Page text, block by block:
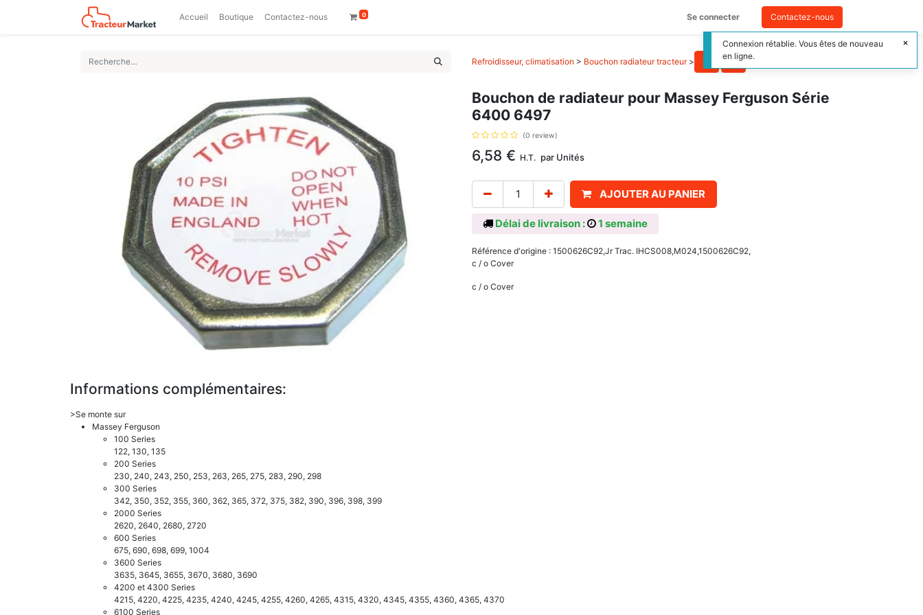
Accueil Boutique Contactez-nous 0 Se connecter Contactez-nous
Refroidisseur, climatisation > Bouchon radiateur tracteur>
Bouchon de radiateur pour Massey Ferguson Série
6400 6497
(0 review)
6,58 € H.T. par Unités
AJOUTER AU PANIER
Délai de livraison : 1 semaine
Référence d'origine : 1500626C92,Jr Trac. IHCS008,M024,1500626C92,
c / o Cover
c / o Cover
Informations complémentaires:
>Se monte sur
Massey Ferguson
100 Series
122, 130, 135
200 Series
230, 240, 243, 250, 253, 263, 265, 275, 283, 290, 298
300 Series
342, 350, 352, 355, 360, 362, 365, 372, 375, 382, 390, 396, 398, 399
2000 Series
2620, 2640, 2680, 2720
600 Series
675, 690, 698, 699, 1004
3600 Series
3635, 3645, 3655, 3670, 3680, 3690
4200 et 4300 Series
4215, 4220, 4225, 4235, 4240, 4245, 4255, 4260, 4265, 4315, 4320, 4345, 4355, 4360, 4365, 4370
6100 Series
Connexion rétablie. Vous êtes de nouveau
en ligne.